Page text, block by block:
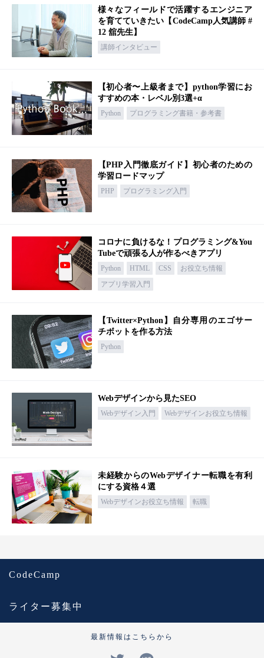
様々なフィールドで活躍するエンジニア
を育てていきたい【CodeCamp人気講師 #
12 舘先生】
講師インタビュー
【初心者〜上級者まで】python学習にお
すすめの本・レベル別3選+α
Python プログラミング書籍・参考書
【PHP入門徹底ガイド】初心者のための
学習ロードマップ
PHP プログラミング入門
コロナに負けるな！プログラミング&You
Tubeで頑張る人が作るべきアプリ
Python HTML CSS
お役立ち情報
アプリ学習入門
【Twitter×Python】自分専用のエゴサー
チボットを作る方法
Python
Webデザインから見たSEO
Webデザイン入門 Webデザインお役立ち情報
未経験からのWebデザイナー転職を有利
にする資格４選
Webデザインお役立ち情報 転職
CodeCamp
ライター募集中
最新情報はこちらから